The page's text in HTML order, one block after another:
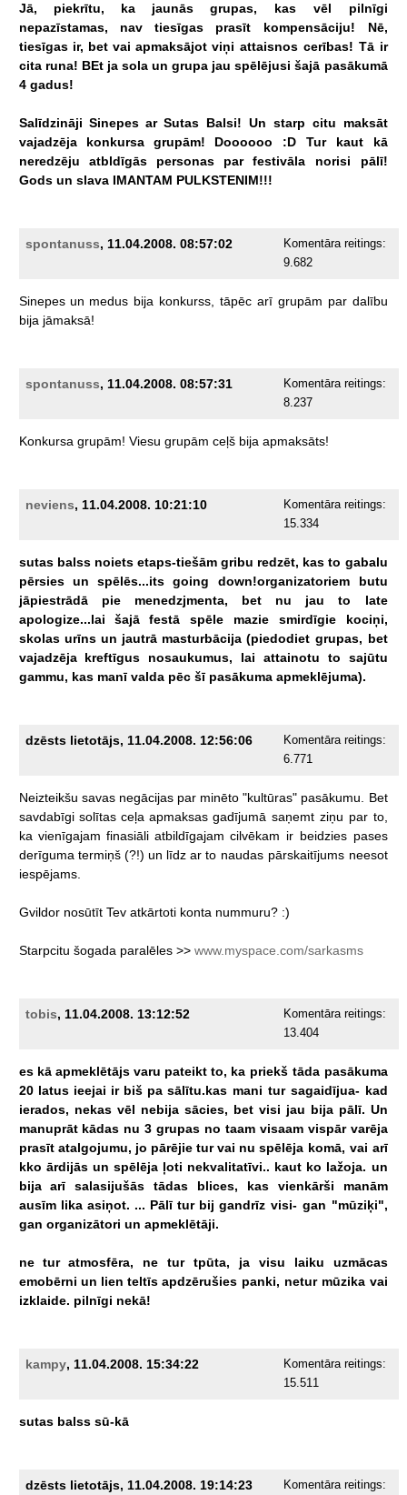
Jā, piekrītu, ka jaunās grupas, kas vēl
pilnīgi
nepazīstamas,
nav tiesīgas prasīt kompensāciju!
Nē,
tiesīgas ir, bet vai apmaksājot viņi attaisnos cerības! Tā ir
cita runa! BEt ja sola un grupa jau spēlējusi šajā pasākumā
4 gadus!
Salīdzināji Sinepes ar Sutas Balsi! Un starp citu
maksāt
vajadzēja
konkursa grupām! Doooooo :D Tur kaut
kā
neredzēju
atbldīgās personas par festivāla norisi
pālī!
Gods un slava IMANTAM PULKSTENIM!!!
spontanuss, 11.04.2008. 08:57:02
Komentāra reitings:
9.682
Sinepes un medus bija konkurss, tāpēc arī grupām par dalību
bija jāmaksā!
spontanuss, 11.04.2008. 08:57:31
Komentāra reitings:
8.237
Konkursa grupām! Viesu grupām ceļš bija apmaksāts!
neviens, 11.04.2008. 10:21:10
Komentāra reitings:
15.334
sutas balss noiets etaps-tiešām gribu redzēt, kas to gabalu
pērsies un spēlēs...its going down!organizatoriem
butu
jāpiestrādā
pie menedzjmenta, bet nu jau to
late
apologize...lai
šajā festā spēle mazie smirdīgie
kociņi,
skolas urīns un jautrā masturbācija (piedodiet grupas, bet
vajadzēja kreftīgus nosaukumus, lai attainotu to
sajūtu
gammu, kas manī valda pēc šī pasākuma apmeklējuma).
dzēsts lietotājs, 11.04.2008. 12:56:06
Komentāra reitings:
6.771
Neizteikšu savas negācijas par minēto "kultūras" pasākumu.
Bet
savdabīgi solītas ceļa apmaksas gadījumā saņemt ziņu par to,
ka vienīgajam finasiāli atbildīgajam cilvēkam ir beidzies pases
derīguma termiņš (?!) un līdz ar to naudas pārskaitījums neesot
iespējams.
Gvildor nosūtīt Tev atkārtoti konta nummuru? :)
Starpcitu šogada paralēles >> www.myspace.com/sarkasms
tobis, 11.04.2008. 13:12:52
Komentāra reitings:
13.404
es kā apmeklētājs varu pateikt to, ka priekš tāda pasākuma
20 latus ieejai ir biš pa sālītu.kas mani tur sagaidījua- kad
ierados, nekas vēl nebija sācies, bet visi jau bija pālī. Un
manuprāt kādas nu 3 grupas no taam visaam vispār varēja
prasīt atalgojumu, jo pārējie tur vai nu spēlēja komā, vai arī
kko ārdijās un spēlēja ļoti nekvalitatīvi.. kaut ko lažoja. un
bija arī salasijušās tādas blices, kas vienkārši
manām
ausīm lika asiņot. ... Pālī tur bij gandrīz visi- gan "mūziķi",
gan organizātori un apmeklētāji.
ne tur atmosfēra, ne tur tpūta, ja visu laiku
uzmācas
emobērni un lien teltīs apdzērušies panki, netur mūzika vai
izklaide. pilnīgi nekā!
kampy, 11.04.2008. 15:34:22
Komentāra reitings:
15.511
sutas balss sū-kā
dzēsts lietotājs, 11.04.2008. 19:14:23 Komentāra reitings: